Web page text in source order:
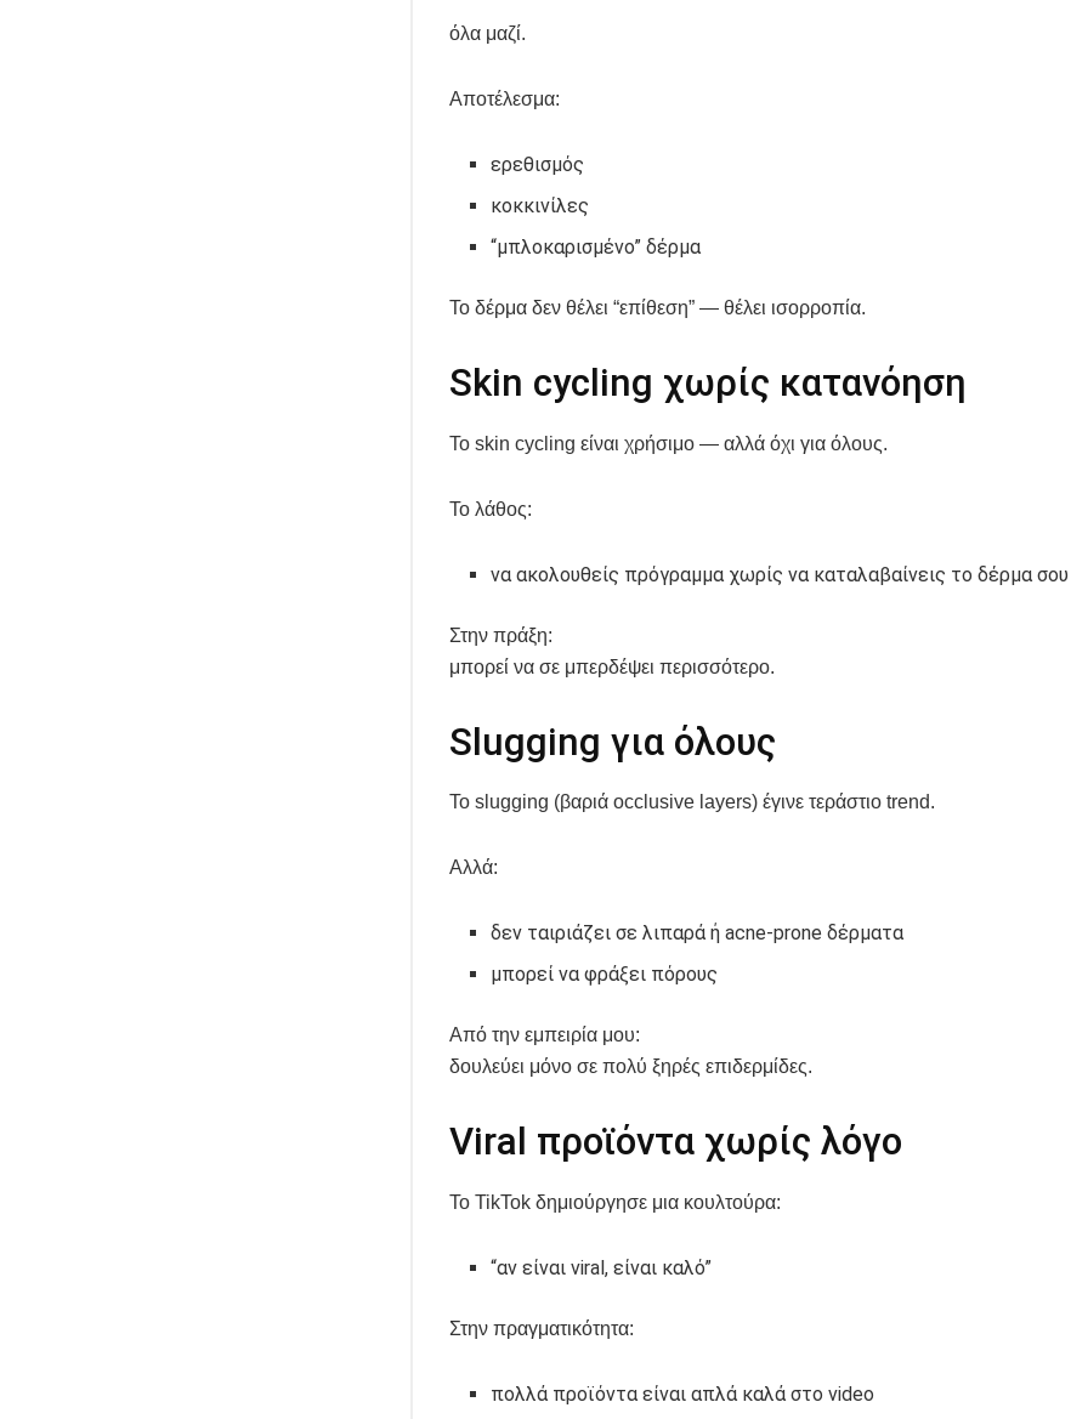
όλα μαζί.
Αποτέλεσμα:
ερεθισμός
κοκκινίλες
“μπλοκαρισμένο” δέρμα
Το δέρμα δεν θέλει “επίθεση” — θέλει ισορροπία.
Skin cycling χωρίς κατανόηση
Το skin cycling είναι χρήσιμο — αλλά όχι για όλους.
Το λάθος:
να ακολουθείς πρόγραμμα χωρίς να καταλαβαίνεις το δέρμα σου
Στην πράξη:
μπορεί να σε μπερδέψει περισσότερο.
Slugging για όλους
Το slugging (βαριά occlusive layers) έγινε τεράστιο trend.
Αλλά:
δεν ταιριάζει σε λιπαρά ή acne-prone δέρματα
μπορεί να φράξει πόρους
Από την εμπειρία μου:
δουλεύει μόνο σε πολύ ξηρές επιδερμίδες.
Viral προϊόντα χωρίς λόγο
Το TikTok δημιούργησε μια κουλτούρα:
“αν είναι viral, είναι καλό”
Στην πραγματικότητα:
πολλά προϊόντα είναι απλά καλά στο video